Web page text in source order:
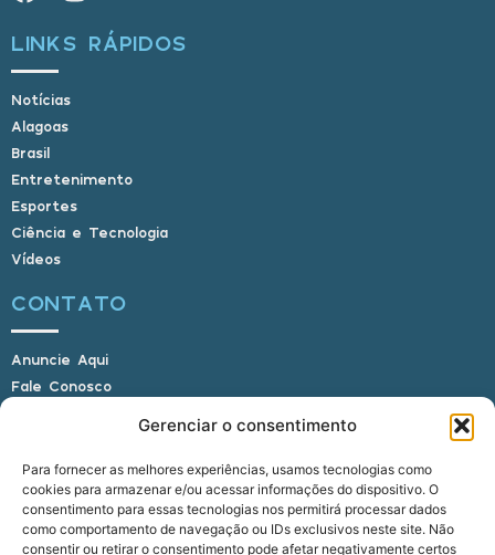
Gerenciar o consentimento
Para fornecer as melhores experiências, usamos tecnologias como
cookies para armazenar e/ou acessar informações do dispositivo. O
consentimento para essas tecnologias nos permitirá processar dados
como comportamento de navegação ou IDs exclusivos neste site. Não
consentir ou retirar o consentimento pode afetar negativamente certos
LINKS RÁPIDOS
Notícias
Alagoas
Brasil
Entretenimento
Esportes
Ciência e Tecnologia
Vídeos
CONTATO
Anuncie Aqui
Fale Conosco
E-mail: alagoasbrasilnoticias@gmail.com
Telefone: (82) 9 9691-0391 (Whatsapp)
Responsável Técnico: Crysthyan Carlos